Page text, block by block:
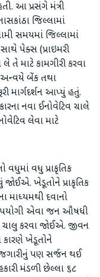
હતી. આ પ્રસંગે મંત્રી
જિલ્લામાં
સમયમાં જિલ્લામાં
પેક્સ (પ્રાઇમરી
લે તે માટે કામગીરી કરવા
અન્વયે બેંક તથા
માર્ગદર્શન આપ્યું હતું.
નવા ઈનોવેટિવ ચાલે
લેવા માટે
વધુ પ્રાકૃતિક
ખેડૂતોને પ્રાકૃતિક
માધ્યમથી દવાનો
એવા જન ઔષધી
ચાલુ કરવા જોઈએ. જીવન
કારણે ખેડૂતોને
પણ સર્જન થઈ
મંડળી છેલ્લા ૬૮